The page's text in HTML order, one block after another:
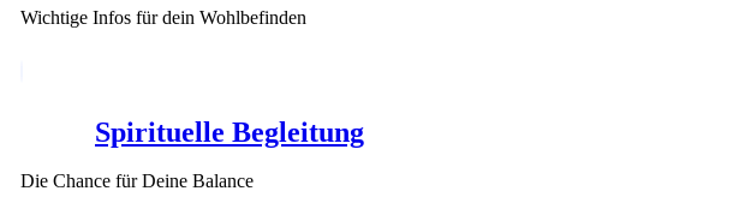
Wichtige Infos für dein Wohlbefinden
Spirituelle Begleitung
Die Chance für Deine Balance